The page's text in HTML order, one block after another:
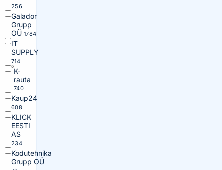
256
Galador
Grupp
OÜ 1784
IT
SUPPLY
714
K-
rauta
740
Kaup24
608
KLICK
EESTI
AS
234
Kodutehnika
Grupp OÜ